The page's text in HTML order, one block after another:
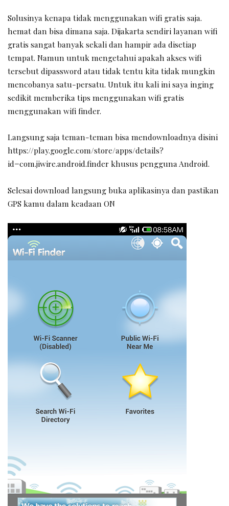
Solusinya kenapa tidak menggunakan wifi gratis saja.
hemat dan bisa dimana saja. Dijakarta sendiri layanan wifi
gratis sangat banyak sekali dan hampir ada disetiap
tempat. Namun untuk mengetahui apakah akses wifi
tersebut dipassword atau tidak tentu kita tidak mungkin
mencobanya satu-persatu. Untuk itu kali ini saya inging
sedikit memberika tips menggunakan wifi gratis
menggunakan wifi finder.
Langsung saja teman-teman bisa mendownloadnya disini
https://play.google.com/store/apps/details?
id=com.jiwire.android.finder khusus pengguna Android.
Selesai download langsung buka aplikasinya dan pastikan
GPS kamu dalam keadaan ON